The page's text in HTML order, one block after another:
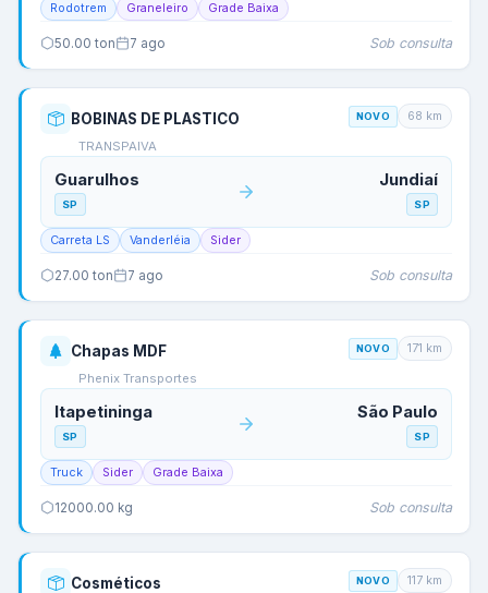
Rodotrem Graneleiro Grade Baixa
50.00 ton 7 ago Sob consulta
BOBINAS DE PLASTICO
TRANSPAIVA
NOVO 68 km
Guarulhos
SP
Jundiaí
SP
Carreta LS Vanderléia Sider
27.00 ton 7 ago Sob consulta
Chapas MDF
Phenix Transportes
NOVO 171 km
Itapetininga
SP
São Paulo
SP
Truck Sider Grade Baixa
12000.00 kg Sob consulta
Cosméticos NOVO 117 km